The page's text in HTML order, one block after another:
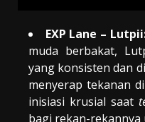
EXP Lane –
muda berbakat,
yang konsisten dan
menyerap tekanan di
inisiasi krusial saat
bagi rekan-